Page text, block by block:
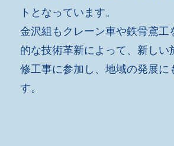
トとなっています。
金沢組もクレーン車や鉄骨鳶工
的な技術革新によって、新しい
修工事に参加し、地域の発展に
す。